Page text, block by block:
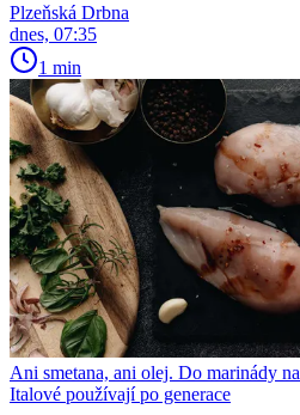
Plzeňská Drbna
dnes, 07:35
1 min
Ani smetana, ani olej. Do marinády
Italové používají po generace